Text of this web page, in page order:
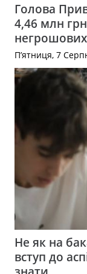
Голова
4,46 млн
П’ятниця, 7
Не як на
вступ до